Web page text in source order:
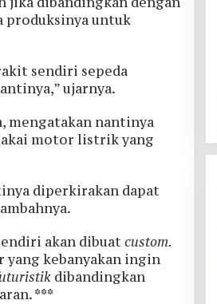
produksinya untuk
sendiri sepeda
ujarnya.
mengatakan nantinya
motor listrik yang
diperkirakan dapat
akan dibuat custom.
yang kebanyakan ingin
dibandingkan
***
Budaya Menjaga Tuk
di Desa Serang